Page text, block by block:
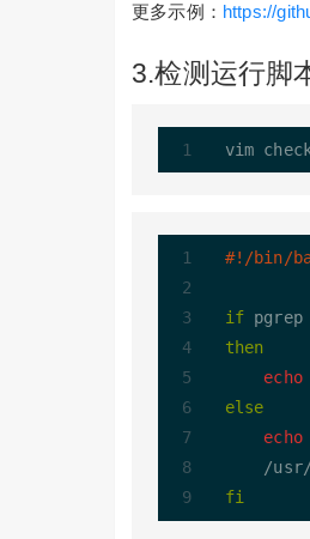
更多示例： https://
3.检测运行脚
#!/bin/
if pgrep
then
echo
else
echo
fi